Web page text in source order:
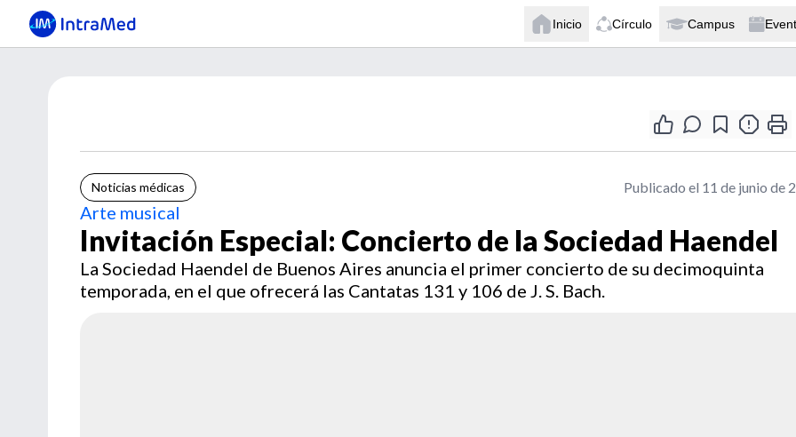
Inicio Círculo Campus
Noticias médicas Publicado el 11 de junio de
Arte musical
Invitación Especial: Concierto de la Sociedad Haendel
La Sociedad Haendel de Buenos Aires anuncia el primer concierto de su decimoquinta
temporada, en el que ofrecerá las Cantatas 131 y 106 de J. S. Bach.